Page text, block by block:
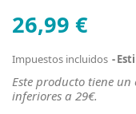
26,99 €
Impuestos incluidos
Este producto tiene un
inferiores a 29€.